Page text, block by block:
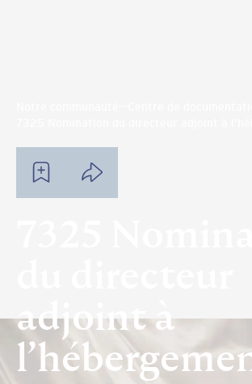
adjoint à